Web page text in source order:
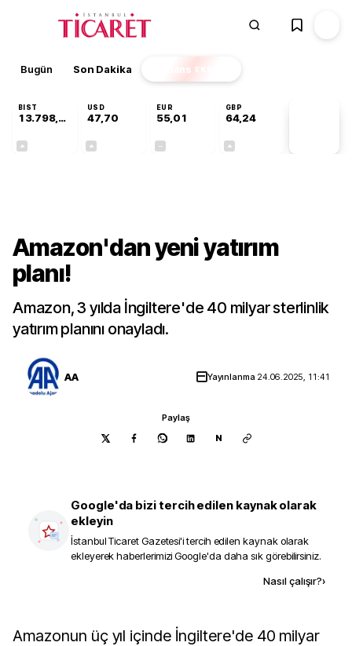
Bugün Son Dakika Finans EKSTRA
BIST
13.798,82
USD
47,70
EUR
55,01
GBP
64,24
Amazon'dan yeni yatırım
planı!
Amazon, 3 yılda İngiltere'de 40 milyar sterlinlik
yatırım planını onayladı.
AA Yayınlanma 24.06.2025, 11:41
Paylaş
N
Google'da bizi tercih edilen kaynak olarak
ekleyin
İstanbul Ticaret Gazetesi'i tercih edilen kaynak olarak
ekleyerek haberlerimizi Google'da daha sık görebilirsiniz.
Nasıl çalışır?›
Amazonun üç yıl içinde İngiltere'de 40 milyar